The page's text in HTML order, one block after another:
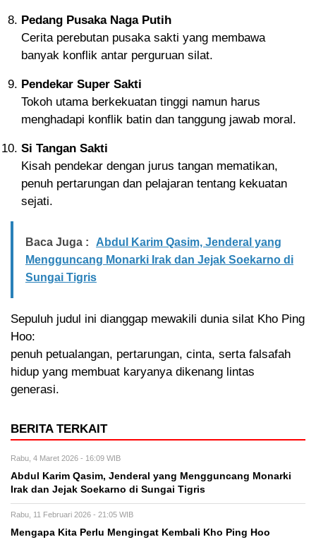
Pedang Pusaka Naga Putih
Cerita perebutan pusaka sakti yang membawa
banyak konflik antar perguruan silat.
Pendekar Super Sakti
Tokoh utama berkekuatan tinggi namun harus
menghadapi konflik batin dan tanggung jawab moral.
Si Tangan Sakti
Kisah pendekar dengan jurus tangan mematikan,
penuh pertarungan dan pelajaran tentang kekuatan
sejati.
Baca Juga :
Abdul Karim Qasim, Jenderal yang
Mengguncang Monarki Irak dan Jejak Soekarno di
Sungai Tigris
Sepuluh judul ini dianggap mewakili dunia silat Kho Ping
Hoo:
penuh petualangan, pertarungan, cinta, serta falsafah
hidup yang membuat karyanya dikenang lintas
generasi.
BERITA TERKAIT
Rabu, 4 Maret 2026 - 16:09 WIB
Abdul Karim Qasim, Jenderal yang Mengguncang Monarki
Irak dan Jejak Soekarno di Sungai Tigris
Rabu, 11 Februari 2026 - 21:05 WIB
Mengapa Kita Perlu Mengingat Kembali Kho Ping Hoo